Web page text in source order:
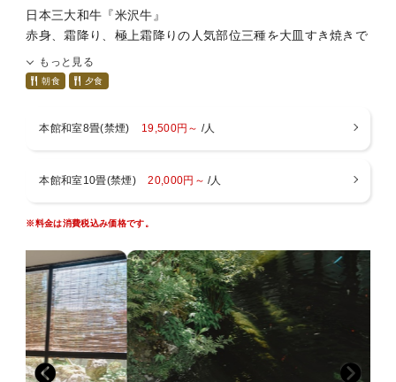
・wifi ロビー、本館新館13室のみ（無料）
・駐車場 建物の裏に３０台、正面玄関に２台
・アレルギー対応不可
・キャンセル料につきましてはキャンセル規定をお読み下さ
・暖房料500円（１部屋毎）：冬季12月～3月
■アクセス■
・米沢駅より
路線バスー米沢駅発、小野川温泉行き、小野川温泉下車
徒歩３分
・最寄駅
米沢駅（車２５分）、西米沢駅（車１５分）、南米沢駅
（車２０分）
成島駅（車２０分）、関根駅（車２０分）
日本三大和牛『米沢牛』
赤身、霜降り、極上霜降りの人気部位三種を大皿すき焼きで
食べ比べ！部位ごとの違った味わいをお楽しみ下さい。
※食べ比べいただく部位は仕入れ状況によって変動致しま
■プランについて■
お料理は地元産、季節感を重視し、板前が腕をふるってお
※お布団はお部屋にあらかじめご準備しております。
■お子様について■
以下のお子様区分よりお選び下さい
・小学生（大人料金の８０％）
メイン料理は大皿すき焼き、大人より少なめの料理
・お子様ランチ、朝食、布団つき（大人料金の５０％）
もっと見る
朝食 夕食
本館和室8畳(禁煙) 19,500円～ /人
本館和室10畳(禁煙)20,000円～ /人
※料金は消費税込み価格です。